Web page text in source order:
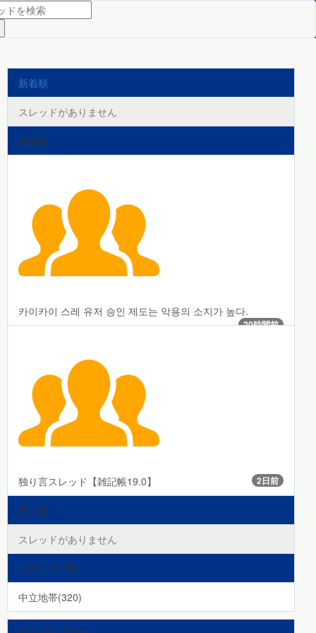
新着順
スレッドがありません
関連順
카이카이 스레 유저 승인 제도는 악용의 소지가 높다.
20時間前
独り言スレッド【雑記帳19.0】 2日前
勢い順
スレッドがありません
カテゴリ一覧
中立地帯(320)